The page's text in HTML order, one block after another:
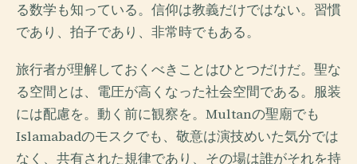
る数学も知っている。信仰は教義だけではない。習慣
であり、拍子であり、非常時でもある。
旅行者が理解しておくべきことはひとつだけだ。聖な
る空間とは、電圧が高くなった社会空間である。服装
には配慮を。動く前に観察を。Multanの聖廟でも
Islamabadのモスクでも、敬意は演技めいた気分では
なく、共有された規律であり、その場は誰がそれを持